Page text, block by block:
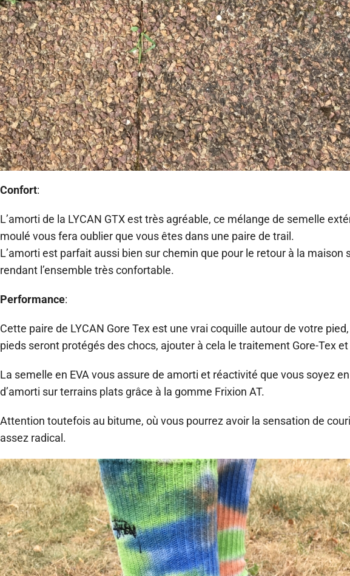
Confort:
L’amorti de la LYCAN GTX est très agréable, ce mélange de semelle
moulé vous fera oublier que vous êtes dans une paire de trail.
L’amorti est parfait aussi bien sur chemin que pour le retour à la
rendant l’ensemble très confortable.
Performance:
Cette paire de LYCAN Gore Tex est une vrai coquille autour de votre
pieds seront protégés des chocs, ajouter à cela le traitement Gore-Tex
La semelle en EVA vous assure de amorti et réactivité que vous soyez
d’amorti sur terrains plats grâce à la gomme Frixion AT.
Attention toutefois au bitume, où vous pourrez avoir la sensation de
assez radical.